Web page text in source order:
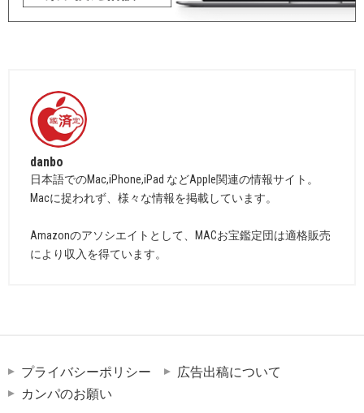
danbo
日本語でのMac,iPhone,iPad などApple関連の情報サイト。
Macに捉われず、様々な情報を掲載しています。
Amazonのアソシエイトとして、MACお宝鑑定団は適格販売
により収入を得ています。
プライバシーポリシー
広告出稿について
カンパのお願い